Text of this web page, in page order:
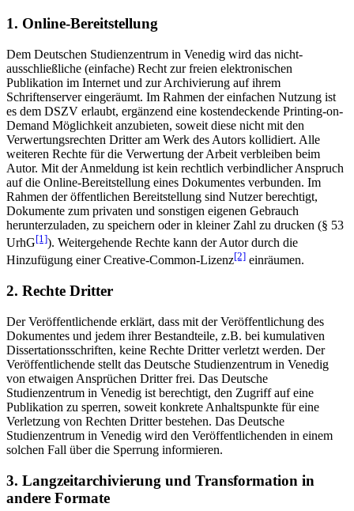
1. Online-Bereitstellung
Dem Deutschen Studienzentrum in Venedig wird das nicht-
ausschließliche (einfache) Recht zur freien elektronischen
Publikation im Internet und zur Archivierung auf ihrem
Schriftenserver eingeräumt. Im Rahmen der einfachen Nutzung ist
es dem DSZV erlaubt, ergänzend eine kostendeckende Printing-on-
Demand Möglichkeit anzubieten, soweit diese nicht mit den
Verwertungsrechten Dritter am Werk des Autors kollidiert. Alle
weiteren Rechte für die Verwertung der Arbeit verbleiben beim
Autor. Mit der Anmeldung ist kein rechtlich verbindlicher Anspruch
auf die Online-Bereitstellung eines Dokumentes verbunden. Im
Rahmen der öffentlichen Bereitstellung sind Nutzer berechtigt,
Dokumente zum privaten und sonstigen eigenen Gebrauch
herunterzuladen, zu speichern oder in kleiner Zahl zu drucken (§ 53
UrhG[1]). Weitergehende Rechte kann der Autor durch die
Hinzufügung einer Creative-Common-Lizenz[2] einräumen.
2. Rechte Dritter
Der Veröffentlichende erklärt, dass mit der Veröffentlichung des
Dokumentes und jedem ihrer Bestandteile, z.B. bei kumulativen
Dissertationsschriften, keine Rechte Dritter verletzt werden. Der
Veröffentlichende stellt das Deutsche Studienzentrum in Venedig
von etwaigen Ansprüchen Dritter frei. Das Deutsche
Studienzentrum in Venedig ist berechtigt, den Zugriff auf eine
Publikation zu sperren, soweit konkrete Anhaltspunkte für eine
Verletzung von Rechten Dritter bestehen. Das Deutsche
Studienzentrum in Venedig wird den Veröffentlichenden in einem
solchen Fall über die Sperrung informieren.
3. Langzeitarchivierung und Transformation in
andere Formate